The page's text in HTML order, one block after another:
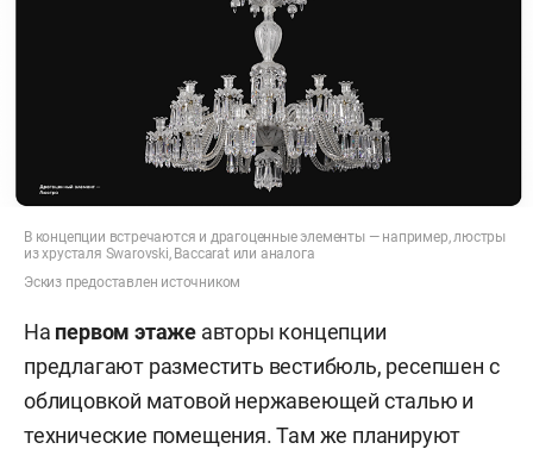
В концепции встречаются и драгоценные элементы — например, люстры
из хрусталя Swarovski, Baccarat или аналога
Эскиз предоставлен источником
На первом этаже авторы концепции
предлагают разместить вестибюль, ресепшен с
облицовкой матовой нержавеющей сталью и
технические помещения. Там же планируют